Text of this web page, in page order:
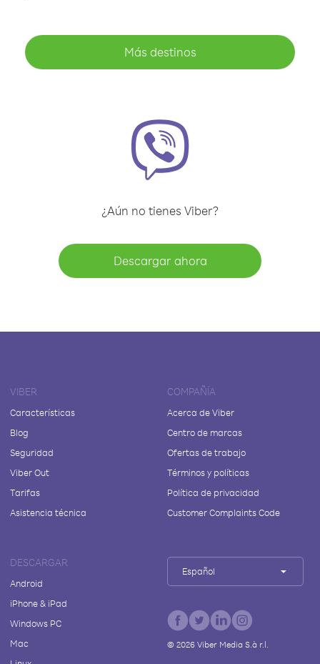
Más destinos
¿Aún no tienes Viber?
Descargar ahora
VIBER
Características
Blog
Seguridad
Viber Out
Tarifas
Asistencia técnica
COMPAÑÍA
Acerca de Viber
Centro de marcas
Ofertas de trabajo
Términos y políticas
Política de privacidad
Customer Complaints Code
DESCARGAR
Android
iPhone & iPad
Windows PC
Mac
Español
© 2026Viber Media S.à r.l.